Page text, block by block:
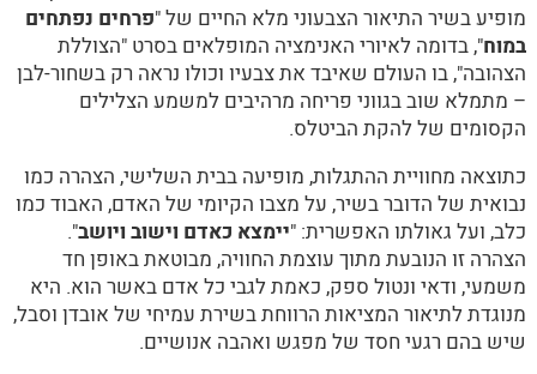
מופיע בשיר התיאור הצבעוני מלא החיים של "פרחים נפתחים
במוח", בדומה לאיורי האנימציה המופלאים בסרט "הצוללת
הצהובה", בו העולם שאיבד את צבעיו וכולו נראה רק בשחור-לבן
– מתמלא שוב בגווני פריחה מרהיבים למשמע הצלילים
הקסומים של להקת הביטלס.
כתוצאה מחוויית ההתגלות, מופיעה בבית השלישי, הצהרה כמו
נבואית של הדובר בשיר, על מצבו הקיומי של האדם, האבוד כמו
כלב, ועל גאולתו האפשרית: "יימצא כאדם וישוב ויושב".
הצהרה זו הנובעת מתוך עוצמת החוויה, מבוטאת באופן חד
משמעי, ודאי ונטול ספק, כאמת לגבי כל אדם באשר הוא. היא
מנוגדת לתיאור המציאות הרווחת בשירת עמיחי של אובדן וסבל,
שיש בהם רגעי חסד של מפגש ואהבה אנושיים.